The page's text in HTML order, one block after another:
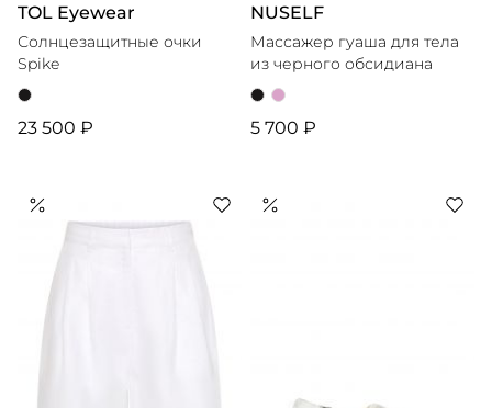
TOL Eyewear
Солнцезащитные очки
Spike
23 500 ₽
NUSELF
Массажер гуаша для тела
из черного обсидиана
5 700 ₽